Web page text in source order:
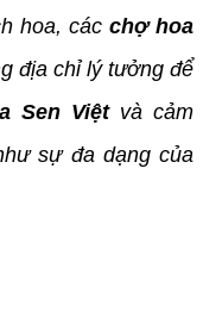
hoa, cácchợ hoa
địa chỉ lý tưởng để
Sen Việt và cảm
sự đa dạng của